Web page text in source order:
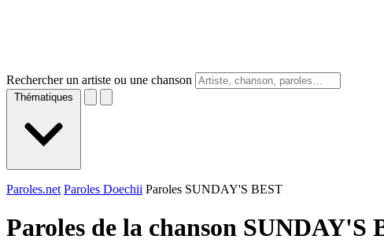
Rechercher un artiste ou une chanson
Thématiques
Paroles.net Paroles Doechii Paroles SUNDAY'S BEST
Paroles de la chanson SUNDAY'S